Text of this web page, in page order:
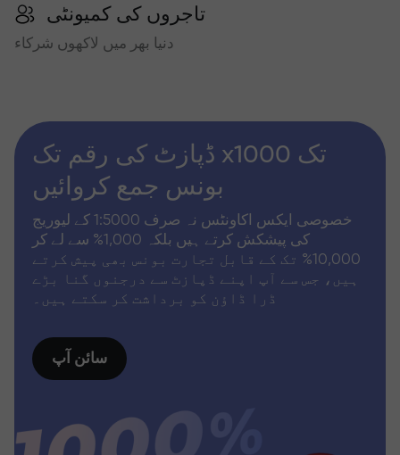
تاجروں کی کمیونٹی
دنیا بھر میں لاکھوں شرکاء
ڈپازٹ کی رقم تک x1000 تک
بونس جمع کروائیں
خصوصی ایکس اکاونٹس نہ صرف 1:5000 کے لیوریج
کی پیشکش کرتے ہیں بلکہ 1,000% سے لے کر
10,000% تک کے قابل تجارت بونس بھی پیش کرتے
ہیں، جس سے آپ اپنے ڈپازٹ سے درجنوں گنا بڑے
ڈرا ڈاؤن کو برداشت کر سکتے ہیں۔
سائن آپ